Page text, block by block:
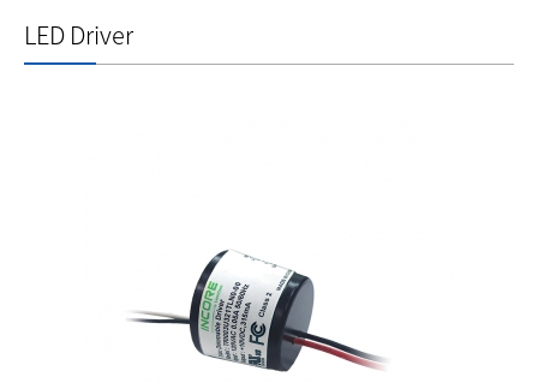
LED Driver